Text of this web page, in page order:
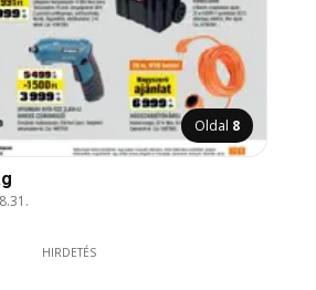
Oldal 8
HIRDETÉS